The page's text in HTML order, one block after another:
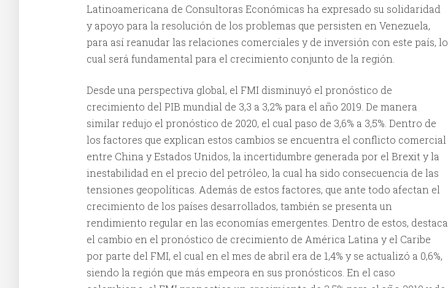
Latinoamericana de Consultoras Económicas ha expresado su solidaridad
y apoyo para la resolución de los problemas que persisten en Venezuela,
para así reanudar las relaciones comerciales y de inversión con este país, lo
cual será fundamental para el crecimiento conjunto de la región.
Desde una perspectiva global, el FMI disminuyó el pronóstico de
crecimiento del PIB mundial de 3,3 a 3,2% para el año 2019. De manera
similar redujo el pronóstico de 2020, el cual paso de 3,6% a 3,5%. Dentro de
los factores que explican estos cambios se encuentra el conflicto comercial
entre China y Estados Unidos, la incertidumbre generada por el Brexit y la
inestabilidad en el precio del petróleo, la cual ha sido consecuencia de las
tensiones geopolíticas. Además de estos factores, que ante todo afectan el
crecimiento de los países desarrollados, también se presenta un
rendimiento regular en las economías emergentes. Dentro de estos, destaca
el cambio en el pronóstico de crecimiento de América Latina y el Caribe
por parte del FMI, el cual en el mes de abril era de 1,4% y se actualizó a 0,6%,
siendo la región que más empeora en sus pronósticos. En el caso